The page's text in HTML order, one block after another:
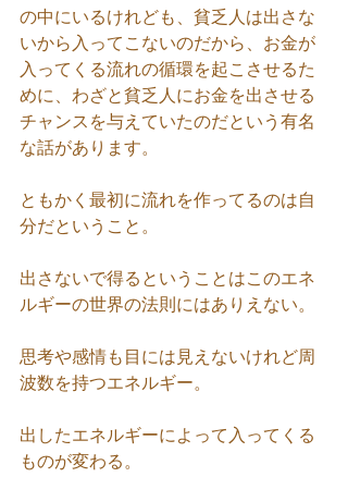
の中にいるけれども、貧乏人は出さな
いから入ってこないのだから、お金が
入ってくる流れの循環を起こさせるた
めに、わざと貧乏人にお金を出させる
チャンスを与えていたのだという有名
な話があります。
ともかく最初に流れを作ってるのは自
分だということ。
出さないで得るということはこのエネ
ルギーの世界の法則にはありえない。
思考や感情も目には見えないけれど周
波数を持つエネルギー。
出したエネルギーによって入ってくる
ものが変わる。